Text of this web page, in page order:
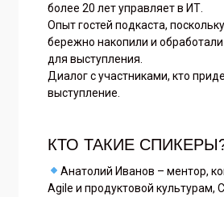
более 20 лет управляет в ИТ.
Опыт гостей подкаста,
бережно накопили и обработали
для выступления.
Диалог с участниками, кто
выступление.
КТО ТАКИЕ
Анатолий Иванов – ментор,
Agile и продуктовой культурам,